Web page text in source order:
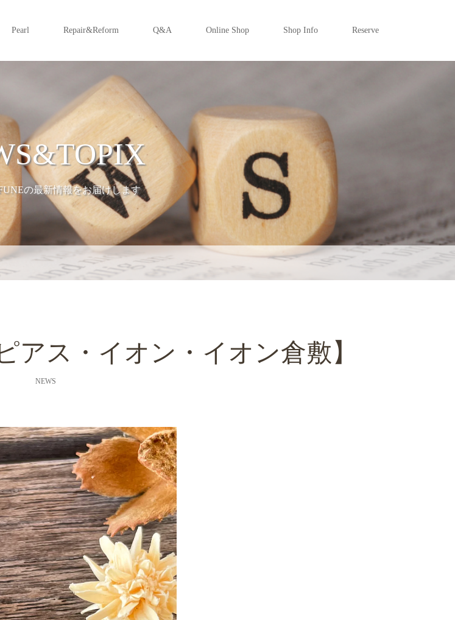
Pearl Repair&Reform Q&A Online Shop Shop Info Reserve
の最新情報をお届けします
アス・イオン・イオン倉敷】
NEWS